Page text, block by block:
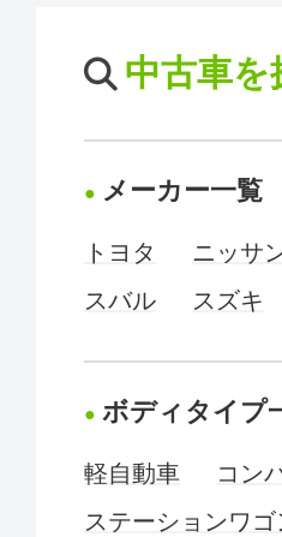
中古車を
メーカー一覧
トヨタ ニッサ
スバル
スズキ
ボディタイプ
軽自動車 コン
ステーションワゴ